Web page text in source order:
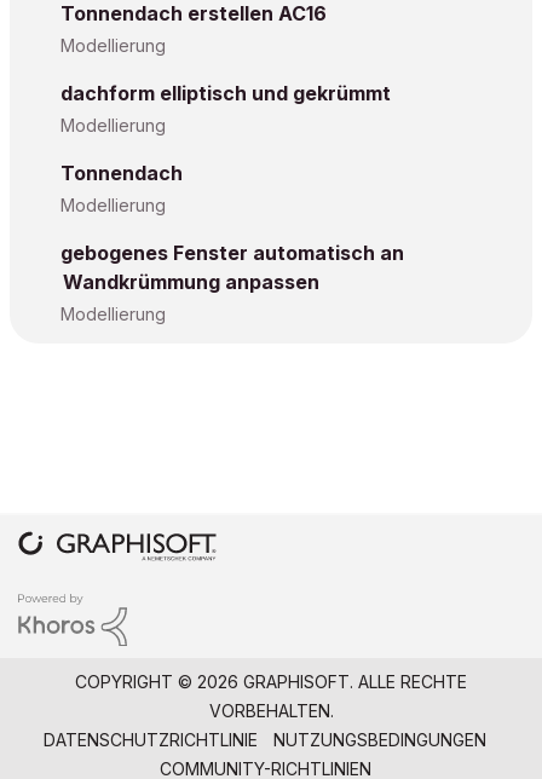
Tonnendach erstellen AC16
Modellierung
dachform elliptisch und gekrümmt
Modellierung
Tonnendach
Modellierung
gebogenes Fenster automatisch an
Wandkrümmung anpassen
Modellierung
COPYRIGHT © 2026 GRAPHISOFT. ALLE RECHTE
VORBEHALTEN.
DATENSCHUTZRICHTLINIE
NUTZUNGSBEDINGUNGEN
COMMUNITY-RICHTLINIEN